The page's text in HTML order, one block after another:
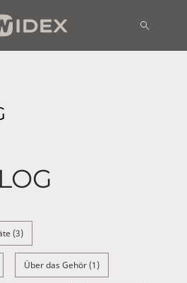
(3)
Über das Gehör (1)